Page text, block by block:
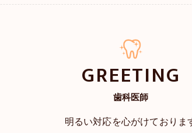
歯科医師
GREETING
明るい対応を心がけておりま